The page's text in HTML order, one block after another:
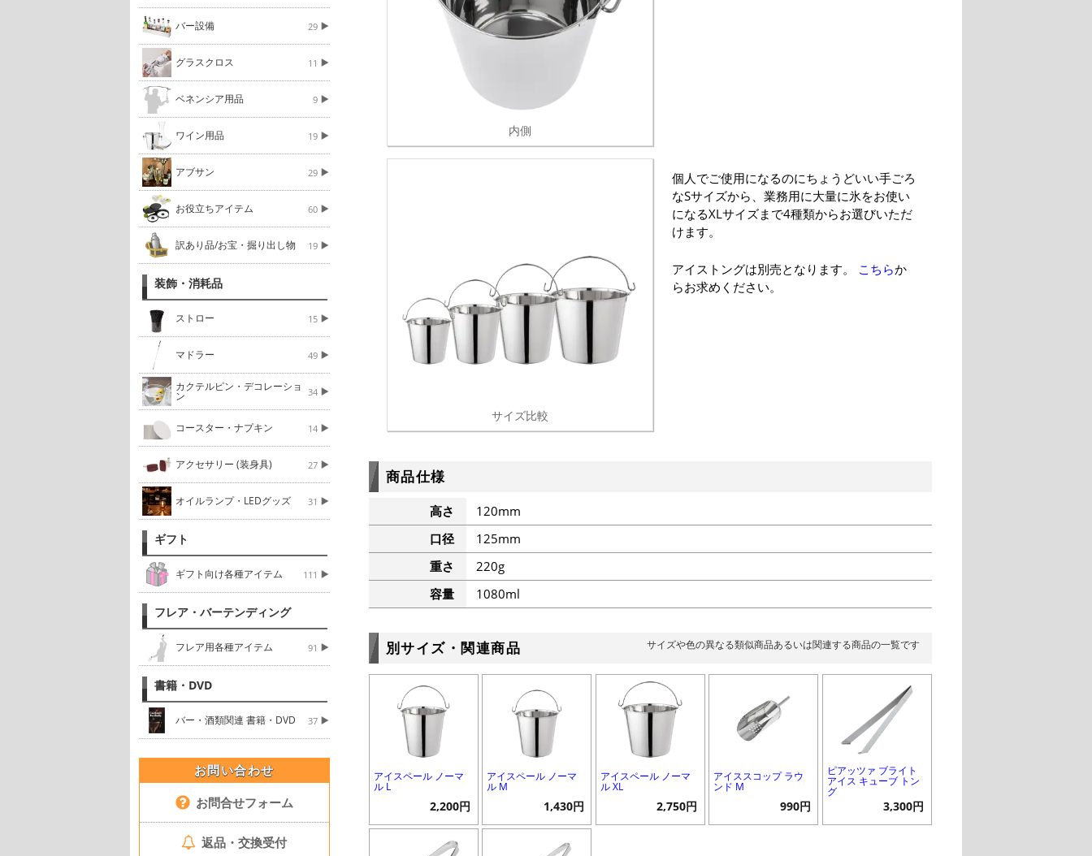
バー設備 29
グラスクロス 11
ベネンシア用品 9
ワイン用品 19
アブサン 29
お役立ちアイテム 60
訳あり品/お宝・掘り出し物 19
装飾・消耗品
ストロー 15
マドラー 49
カクテルピン・デコレーショ
ン 34
コースター・ナプキン 14
アクセサリー (装身具) 27
オイルランプ・LEDグッズ 31
ギフト
ギフト向け各種アイテム 111
フレア・バーテンディング
フレア用各種アイテム 91
書籍・DVD
バー・酒類関連 書籍・DVD 37
お問い合わせ
お問合せフォーム
返品・交換受付
内側
サイズ比較
個人でご使用になるのにちょうどいい手ごろ
なSサイズから、業務用に大量に氷をお使い
になるXLサイズまで4種類からお選びいただ
けます。
アイストングは別売となります。 こちらか
らお求めください。
商品仕様
高さ
120mm
口径
125mm
重さ
220g
容量
1080ml
別サイズ・関連商品 サイズや色の異なる類似商品あるいは関連する商品の一覧です
アイスペール ノーマ
ル L
2,200円
アイスペール ノーマ
ル M
1,430円
アイスペール ノーマ
ル XL
2,750円
アイススコップ ラウ
ンド M
990円
ピアッツァ ブライト
アイス キューブ トン
グ
3,300円